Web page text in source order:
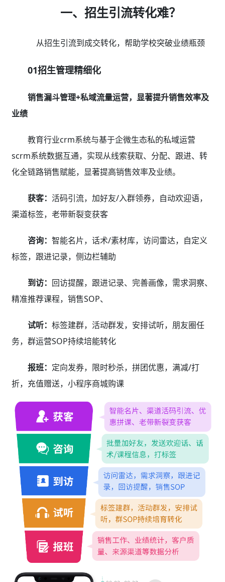
一、招生引流转化难？
从招生引流到成交转化，帮助学校突破业绩瓶颈
01招生管理精细化
销售漏斗管理+私域流量运营，显著提升销售效率及
业绩
教育行业crm系统与基于企微生态私的私域运营
scrm系统数据互通，实现从线索获取、分配、跟进、转
化全链路销售赋能，显著提高销售效率及业绩。
获客： 活码引流，加好友/入群领券，自动欢迎语，
渠道标签，老带新裂变获客
咨询： 智能名片，话术/素材库，访问雷达，自定义
标签，跟进记录，侧边栏辅助
到访： 回访提醒，跟进记录、完善画像，需求洞察、
精准推荐课程，销售SOP、
试听： 标签建群，活动群发，安排试听，朋友圈任
务，群运营SOP持续培能转化
报班： 定向发券，限时秒杀，拼团优惠，满减/打
折，充值赠送，小程序商城购课